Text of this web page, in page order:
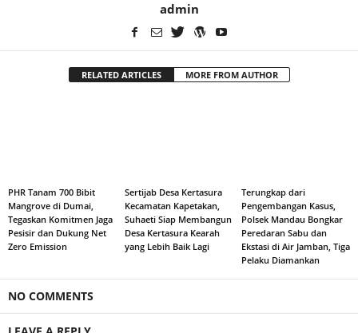
admin
RELATED ARTICLES MORE FROM AUTHOR
PHR Tanam 700 Bibit
Mangrove di Dumai,
Tegaskan Komitmen Jaga
Pesisir dan Dukung Net
Zero Emission
Sertijab Desa Kertasura
Kecamatan Kapetakan,
Suhaeti Siap Membangun
Desa Kertasura Kearah
yang Lebih Baik Lagi
Terungkap dari
Pengembangan Kasus,
Polsek Mandau Bongkar
Peredaran Sabu dan
Ekstasi di Air Jamban, Tiga
Pelaku Diamankan
NO COMMENTS